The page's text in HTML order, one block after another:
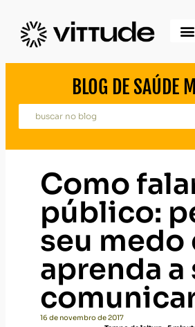
BLOG DE SAÚDE
Como
público:
seu medo
aprenda a
16 de novembro de 2017